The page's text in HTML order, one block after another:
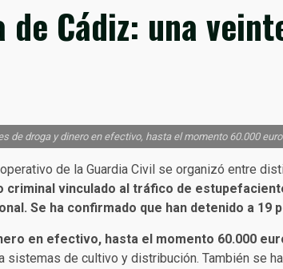
Cádiz: una
de droga y dinero en efectivo, hasta el momento 60.000
de la Guardia Civil se organizó entre
criminal vinculado al tráfico de
. Se ha confirmado que han detenido a 19
en efectivo, hasta el momento 60.000
sistemas de cultivo y distribución. También se